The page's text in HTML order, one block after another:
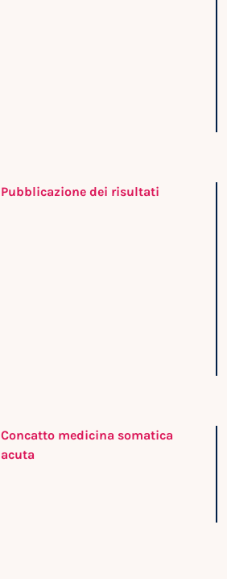
Pubblicazione dei risultati
Concatto medicina somatica
acuta